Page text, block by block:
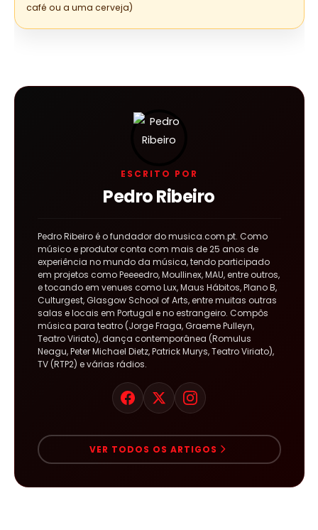
café ou a uma cerveja)
ESCRITO POR
Pedro Ribeiro
Pedro Ribeiro é o fundador do musica.com.pt. Como
músico e produtor conta com mais de 25 anos de
experiência no mundo da música, tendo participado
em projetos como Peeeedro, Moullinex, MAU, entre outros,
e tocando em venues como Lux, Maus Hábitos, Plano B,
Culturgest, Glasgow School of Arts, entre muitas outras
salas e locais em Portugal e no estrangeiro. Compôs
música para teatro (Jorge Fraga, Graeme Pulleyn,
Teatro Viriato), dança contemporânea (Romulus
Neagu, Peter Michael Dietz, Patrick Murys, Teatro Viriato),
TV (RTP2) e várias rádios.
VER TODOS OS ARTIGOS